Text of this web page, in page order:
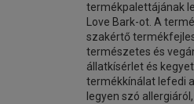
termékpalettájának
Love Bark-ot. A
szakértő
természetes és
állatkísérlet és
termékkínálat lefedi
legyen szó